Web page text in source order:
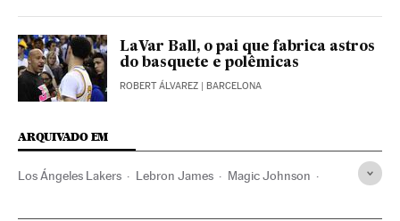
LaVar Ball, o pai que fabrica astros
do basquete e polêmicas
ROBERT ÁLVAREZ | BARCELONA
ARQUIVADO EM
Los Ángeles Lakers Lebron James Magic Johnson